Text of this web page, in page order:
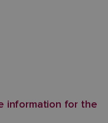
information for the